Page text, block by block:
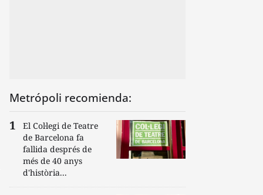
Metrópoli recomienda:
El Col·legi de Teatre
de Barcelona fa
fallida després de
més de 40 anys
d'història...